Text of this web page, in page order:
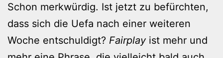
Schon merkwürdig. Ist jetzt zu befürchten,
dass sich die Uefa nach einer weiteren
Woche entschuldigt? Fairplayist mehr und